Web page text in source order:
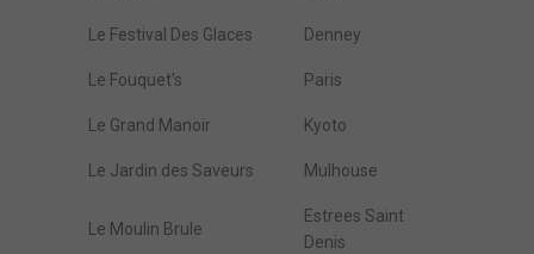
Le Festival Des Glaces Denney
Le Fouquet's Paris
Le Grand Manoir Kyoto
Le Jardin des Saveurs Mulhouse
Le Moulin Brule
Estrees Saint
Denis